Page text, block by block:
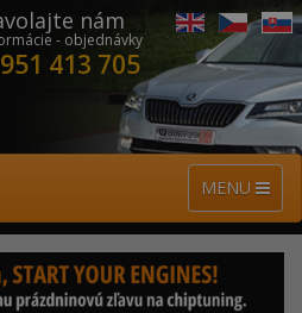
nám
- objednávky
951 413 705
MENU